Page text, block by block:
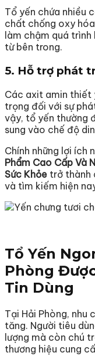
Tổ yến chứa nhiều
chất chống oxy
làm chậm quá
từ bên trong.
5. Hỗ trợ phát
Các axit amin thiết
trọng đối với sự
vậy, tổ yến thường
sung vào chế độ
Chính những lợi ích
Phẩm Cao Cấp Và
Sức Khỏe trở thành
và tìm kiếm hiện
Tổ Yến
Phòng
Tin Dùng
Tại Hải Phòng, nhu
tăng. Người tiêu
lượng mà còn chú
thương hiệu cung